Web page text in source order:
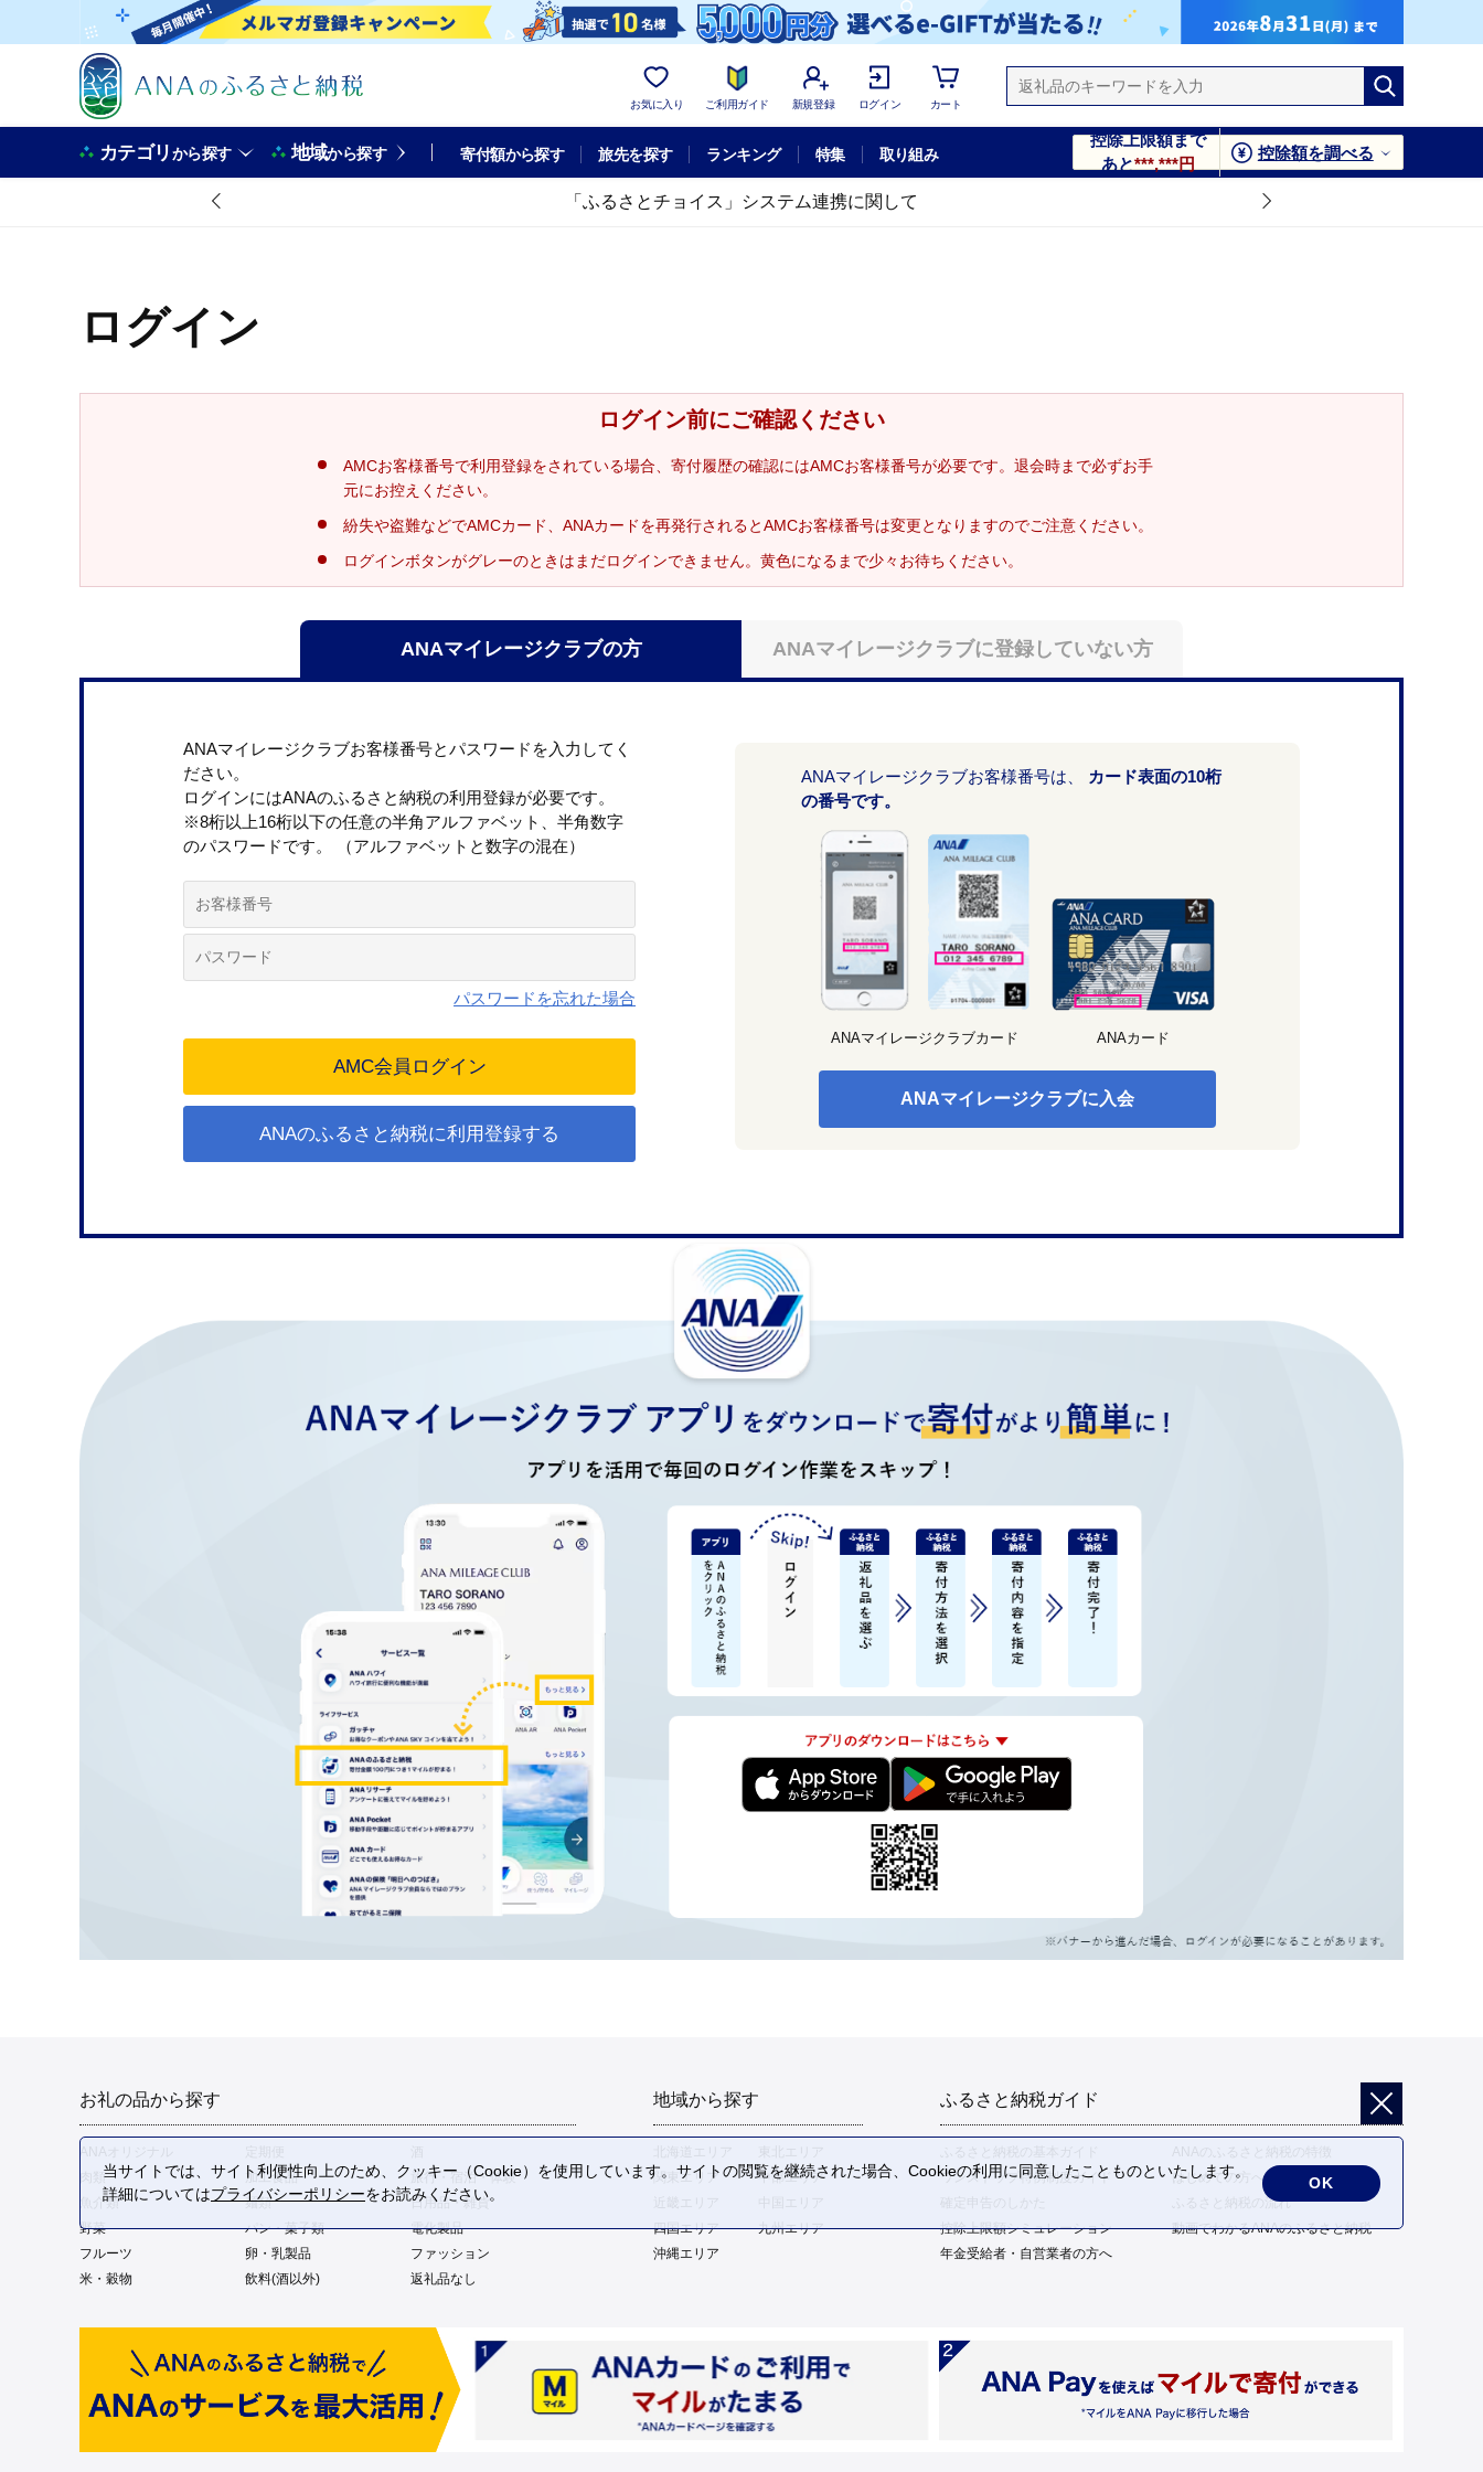
お気に入り ご利用ガイド 新規登録 ログイン カート
カテゴリから探す 地域から探す 寄付額から探す 旅先を探す ランキング 特集 取り組み
控除上限額まで
あと***,***円
控除額を調べる
「ふるさとチョイス」システム連携に関して
ログイン
ログイン前にご確認ください
AMCお客様番号で利用登録をされている場合、寄付履歴の確認にはAMCお客様番号が必要です。退会時まで必ずお手
元にお控えください。
紛失や盗難などでAMCカード、ANAカードを再発行されるとAMCお客様番号は変更となりますのでご注意ください。
ログインボタンがグレーのときはまだログインできません。黄色になるまで少々お待ちください。
ANAマイレージクラブの方 ANAマイレージクラブに登録していない方
ANAマイレージクラブお客様番号とパスワードを入力してく
ださい。
ログインにはANAのふるさと納税の利用登録が必要です。
※8桁以上16桁以下の任意の半角アルファベット、半角数字
のパスワードです。 （アルファベットと数字の混在）
パスワードを忘れた場合
ANAのふるさと納税に利用登録する
ANAマイレージクラブお客様番号は、
カード表面の10桁
の番号です。
ANAマイレージクラブカード ANAカード
ANAマイレージクラブに入会
お礼の品から探す
肉類
加工食品
旅行・宿泊・体験
魚介類
麺類
日用品・雑貨
野菜
パン・菓子類
電化製品
フルーツ
卵・乳製品
ファッション
米・穀物
飲料(酒以外) 返礼品なし
地域から探す
関東エリア
中部エリア
四国エリア
九州エリア
沖縄エリア
ふるさと納税ガイド
ふるさと納税の基本ガイド
ANAのふるさと納税の特徴
ワンストップ特例制度ガイド
はじめての方へ
ふるさと納税の流れ
控除上限額シミュレーション
動画でわかるANAのふるさと納税
年金受給者・自営業者の方へ
当サイトでは、サイト利便性向上のため、クッキー（Cookie）を使用しています。サイトの閲覧を継続された場合、Cookieの利用に同意したことものといたします。
詳細についてはプライバシーポリシーをお読みください。
OK